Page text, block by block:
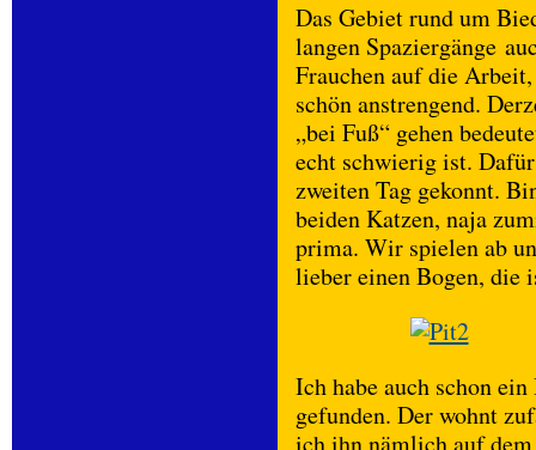
Das Gebiet rund um
langen Spaziergänge
Frauchen auf die
schön anstrengend.
„bei Fuß“ gehen
echt schwierig ist.
zweiten Tag gekonnt.
beiden Katzen, naja
prima. Wir spielen ab
lieber einen Bogen, die
Ich habe auch schon
gefunden. Der wohnt
ich ihn nämlich auf